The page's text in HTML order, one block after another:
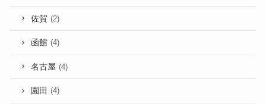
佐賀 (2)
函館 (4)
名古屋 (4)
園田 (4)